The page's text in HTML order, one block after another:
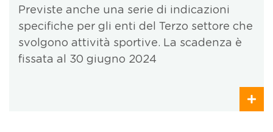
Previste anche una serie di indicazioni
specifiche per gli enti del Terzo settore che
svolgono attività sportive. La scadenza è
fissata al 30 giugno 2024